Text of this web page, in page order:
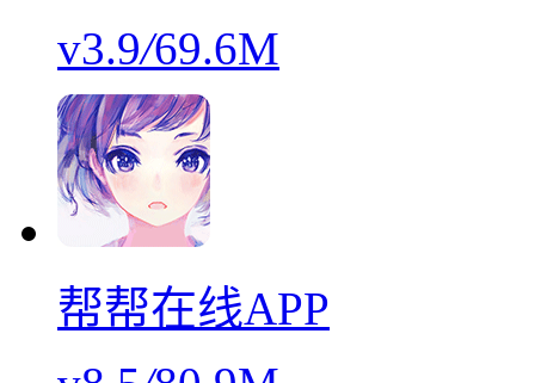
v3.9/69.6M
帮帮在线APP